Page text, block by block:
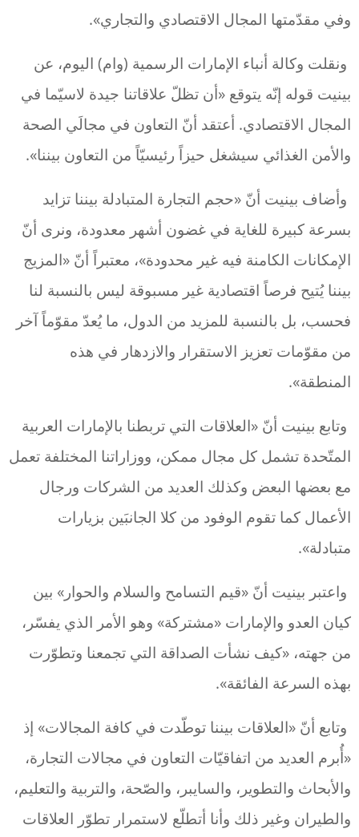
وفي مقدّمتها المجال الاقتصادي والتجاري».
ونقلت وكالة أنباء الإمارات الرسمية (وام) اليوم، عن
بينيت قوله إنّه يتوقع «أن تظلّ علاقاتنا جيدة لاسيّما في
المجال الاقتصادي. أعتقد أنّ التعاون في مجالَي الصحة
والأمن الغذائي سيشغل حيزاً رئيسيّاً من التعاون بيننا».
وأضاف بينيت أنّ «حجم التجارة المتبادلة بيننا تزايد
بسرعة كبيرة للغاية في غضون أشهر معدودة، ونرى أنّ
الإمكانات الكامنة فيه غير محدودة»، معتبراً أنّ «المزيج
بيننا يُتيح فرصاً اقتصادية غير مسبوقة ليس بالنسبة لنا
فحسب، بل بالنسبة للمزيد من الدول، ما يُعدّ مقوّماً آخر
من مقوّمات تعزيز الاستقرار والازدهار في هذه
المنطقة».
وتابع بينيت أنّ «العلاقات التي تربطنا بالإمارات العربية
المتّحدة تشمل كل مجال ممكن، ووزاراتنا المختلفة تعمل
مع بعضها البعض وكذلك العديد من الشركات ورجال
الأعمال كما تقوم الوفود من كلا الجانبَين بزيارات
متبادلة».
واعتبر بينيت أنّ «قيم التسامح والسلام والحوار» بين
كيان العدو والإمارات «مشتركة» وهو الأمر الذي يفسّر،
من جهته، «كيف نشأت الصداقة التي تجمعنا وتطوّرت
بهذه السرعة الفائقة».
وتابع أنّ «العلاقات بيننا توطّدت في كافة المجالات» إذ
«أُبرم العديد من اتفاقيّات التعاون في مجالات التجارة،
والأبحاث والتطوير، والسايبر، والصّحة، والتربية والتعليم،
والطيران وغير ذلك وأنا أتطلّع لاستمرار تطوّر العلاقات